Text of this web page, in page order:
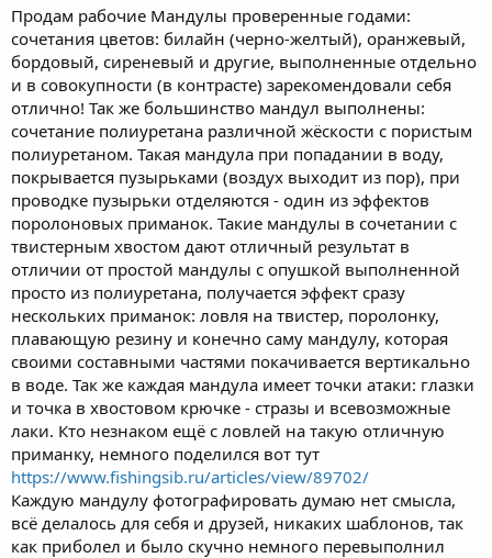
ы
л
Продам рабочие Мандулы проверенные годами:
сочетания цветов: билайн (черно-желтый), оранжевый,
бордовый, сиреневый и другие, выполненные отдельно
и в совокупности (в контрасте) зарекомендовали себя
отлично! Так же большинство мандул выполнены:
сочетание полиуретана различной жёскости с пористым
полиуретаном. Такая мандула при попадании в воду,
покрывается пузырьками (воздух выходит из пор), при
проводке пузырьки отделяются - один из эффектов
поролоновых приманок. Такие мандулы в сочетании с
твистерным хвостом дают отличный результат в
отличии от простой мандулы с опушкой выполненной
просто из полиуретана, получается эффект сразу
нескольких приманок: ловля на твистер, поролонку,
плавающую резину и конечно саму мандулу, которая
своими составными частями покачивается вертикально
в воде. Так же каждая мандула имеет точки атаки: глазки
и точка в хвостовом крючке - стразы и всевозможные
лаки. Кто незнаком ещё с ловлей на такую отличную
приманку, немного поделился вот тут
https://www.fishingsib.ru/articles/view/89702/
Каждую мандулу фотографировать думаю нет смысла,
всё делалось для себя и друзей, никаких шаблонов, так
как приболел и было скучно немного перевыполнил